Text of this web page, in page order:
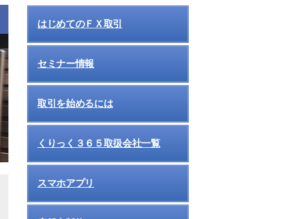
はじめてのＦＸ取引
セミナー情報
取引を始めるには
くりっく３６５取扱会社一覧
スマホアプリ